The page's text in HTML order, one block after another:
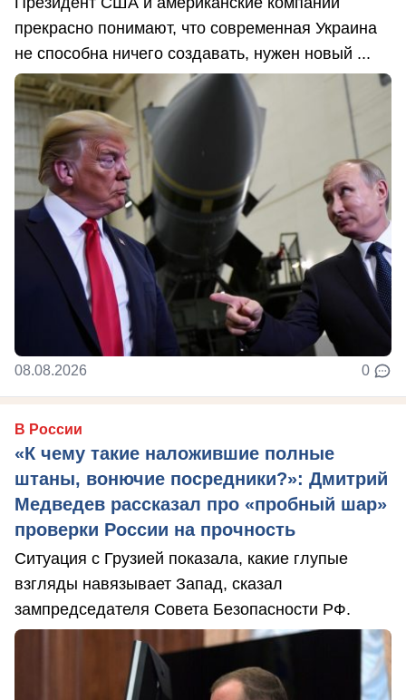
прекрасно понимают, что современная Украина
не способна ничего создавать, нужен новый ...
08.08.2026 0
В России
«К чему такие наложившие полные
штаны, вонючие посредники?»: Дмитрий
Медведев рассказал про «пробный шар»
проверки России на прочность
Ситуация с Грузией показала, какие глупые
взгляды навязывает Запад, сказал
зампредседателя Совета Безопасности РФ.